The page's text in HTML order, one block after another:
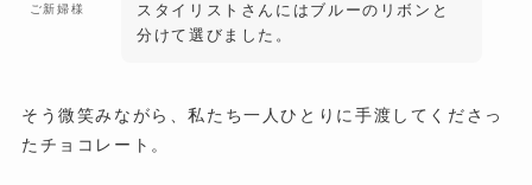
ご新婦様
スタイリストさんにはブルーのリボンと
分けて選びました。
そう微笑みながら、私たち一人ひとりに手渡してくださっ
たチョコレート。